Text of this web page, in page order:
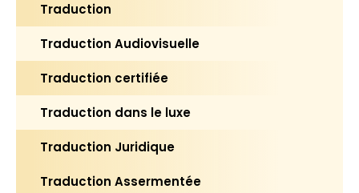
Traduction
Traduction Audiovisuelle
Traduction certifiée
Traduction dans le luxe
Traduction Juridique
Traduction Assermentée